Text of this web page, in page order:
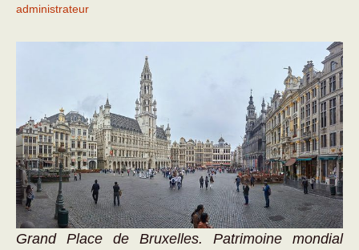
administrateur
Grand Place de Bruxelles. Patrimoine mondial